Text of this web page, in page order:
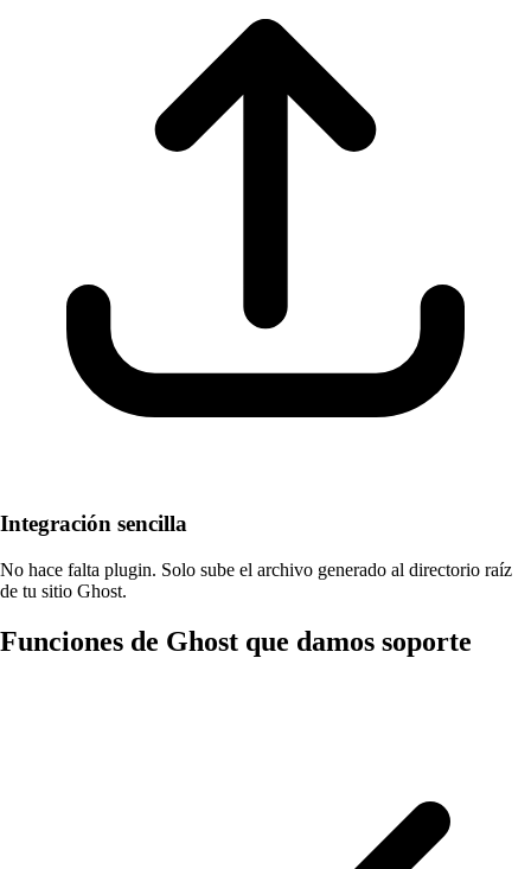
Integración sencilla
No hace falta plugin. Solo sube el archivo generado al directorio raíz
de tu sitio Ghost.
Funciones de Ghost que damos soporte